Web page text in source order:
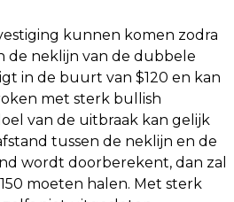
kunnen komen zodra
de neklijn van de dubbele
in de buurt van $120 en kan
met sterk bullish
van de uitbraak kan gelijk
tussen de neklijn en de
wordt doorberekent, dan zal
moeten halen. Met sterk